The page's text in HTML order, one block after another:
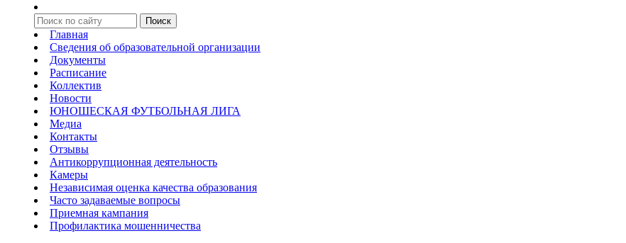
Главная
Сведения об образовательной организации
Документы
Расписание
Коллектив
Новости
ЮНОШЕСКАЯ ФУТБОЛЬНАЯ ЛИГА
Медиа
Контакты
Отзывы
Антикоррупционная деятельность
Камеры
Независимая оценка качества образования
Часто задаваемые вопросы
Приемная кампания
Профилактика мошенничества